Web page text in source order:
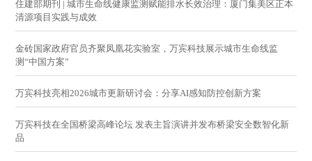
住建部期刊 | 城市生命线健康监测赋能排水长效治理：厦门集美区正本
清源项目实践与成效
金砖国家政府官员齐聚凤凰花实验室，万宾科技展示城市生命线监
测“中国方案”
万宾科技亮相2026城市更新研讨会：分享AI感知防控创新方案
万宾科技在全国桥梁高峰论坛 发表主旨演讲并发布桥梁安全数智化新
品